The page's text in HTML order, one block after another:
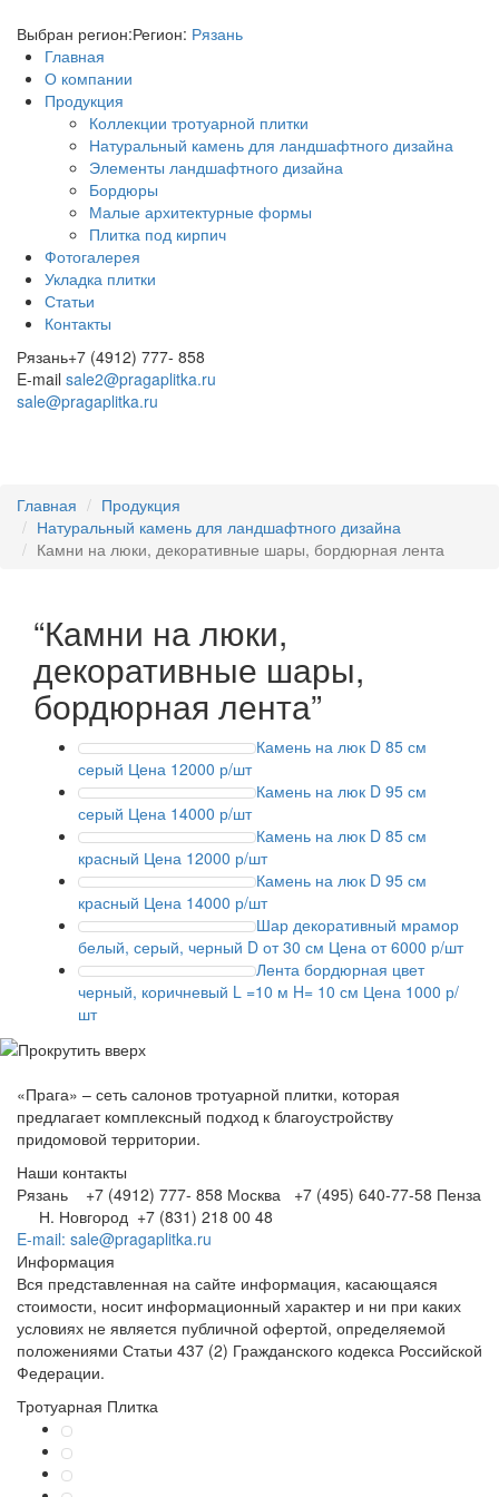
Выбран регион:Регион: Рязань
Главная
О компании
Продукция
Коллекции тротуарной плитки
Натуральный камень для ландшафтного дизайна
Элементы ландшафтного дизайна
Бордюры
Малые архитектурные формы
Плитка под кирпич
Фотогалерея
Укладка плитки
Статьи
Контакты
Рязань+7 (4912) 777- 858
E-mail sale2@pragaplitka.ru
sale@pragaplitka.ru
Главная
Продукция
Натуральный камень для ландшафтного дизайна
Камни на люки, декоративные шары, бордюрная лента
“Камни на люки,
декоративные шары,
бордюрная лента”
Камень на люк D 85 см
серый Цена 12000 р/шт
Камень на люк D 95 см
серый Цена 14000 р/шт
Камень на люк D 85 см
красный Цена 12000 р/шт
Камень на люк D 95 см
красный Цена 14000 р/шт
Шар декоративный мрамор
белый, серый, черный D от 30 см Цена от 6000 р/шт
Лента бордюрная цвет
черный, коричневый L =10 м H= 10 см Цена 1000 р/
шт
«Прага» – сеть салонов тротуарной плитки, которая
предлагает комплексный подход к благоустройству
придомовой территории.
Наши контакты
Рязань +7 (4912) 777- 858 Москва +7 (495) 640-77-58 Пенза
Н. Новгород +7 (831) 218 00 48
E-mail: sale@pragaplitka.ru
Информация
Вся представленная на сайте информация, касающаяся
стоимости, носит информационный характер и ни при каких
условиях не является публичной офертой, определяемой
положениями Статьи 437 (2) Гражданского кодекса Российской
Федерации.
Тротуарная Плитка